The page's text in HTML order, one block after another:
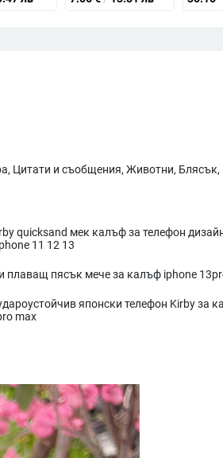
Цитати и съобщения, Животни, Блясък,
quicksand мек калъф за телефон
11 12 13
плаващ пясък мече за калъф iphone
японски телефон Kirby за
max